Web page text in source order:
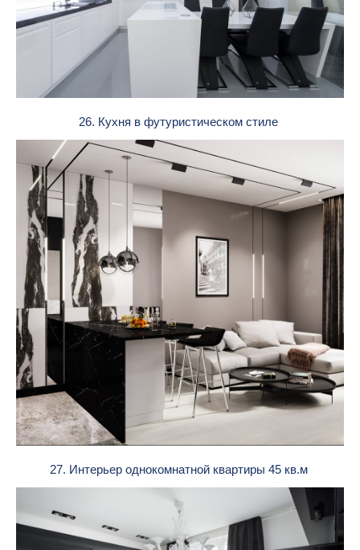
26. Кухня в футуристическом стиле
27. Интерьер однокомнатной квартиры 45 кв.м